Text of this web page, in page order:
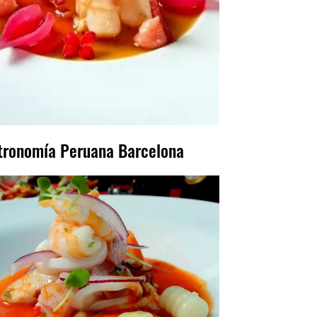
Peruana Barcelona